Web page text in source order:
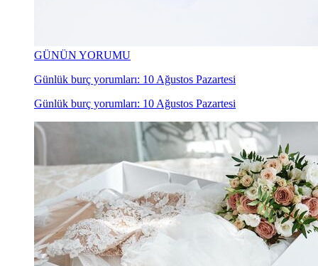
GÜNÜN YORUMU
Günlük burç yorumları: 10 Ağustos Pazartesi
Günlük burç yorumları: 10 Ağustos Pazartesi